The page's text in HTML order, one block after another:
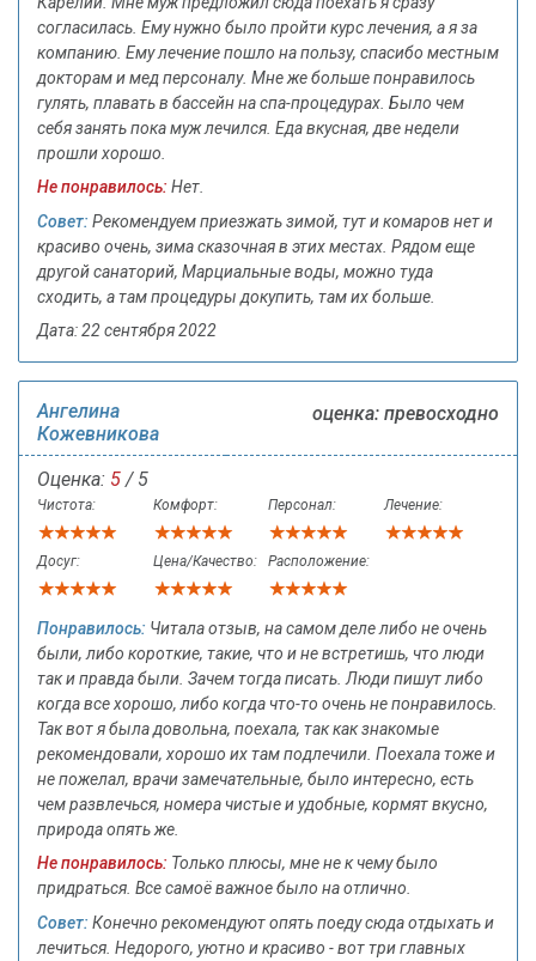
согласилась. Ему нужно было пройти курс лечения, а я за
компанию. Ему лечение пошло на пользу, спасибо местным
докторам и мед персоналу. Мне же больше понравилось
гулять, плавать в бассейн на спа-процедурах. Было чем
себя занять пока муж лечился. Еда вкусная, две недели
прошли хорошо.
Не понравилось: Нет.
Совет: Рекомендуем приезжать зимой, тут и комаров нет и
красиво очень, зима сказочная в этих местах. Рядом еще
другой санаторий, Марциальные воды, можно туда
сходить, а там процедуры докупить, там их больше.
Дата: 22 сентября 2022
Ангелина
Кожевникова
оценка: превосходно
Оценка: 5 / 5
Чистота: Комфорт: Персонал: Лечение:
Досуг: Цена/Качество: Расположение:
Понравилось: Читала отзыв, на самом деле либо не очень
были, либо короткие, такие, что и не встретишь, что люди
так и правда были. Зачем тогда писать. Люди пишут либо
когда все хорошо, либо когда что-то очень не понравилось.
Так вот я была довольна, поехала, так как знакомые
рекомендовали, хорошо их там подлечили. Поехала тоже и
не пожелал, врачи замечательные, было интересно, есть
чем развлечься, номера чистые и удобные, кормят вкусно,
природа опять же.
Не понравилось: Только плюсы, мне не к чему было
придраться. Все самоё важное было на отлично.
Совет: Конечно рекомендуют опять поеду сюда отдыхать и
лечиться. Недорого, уютно и красиво - вот три главных